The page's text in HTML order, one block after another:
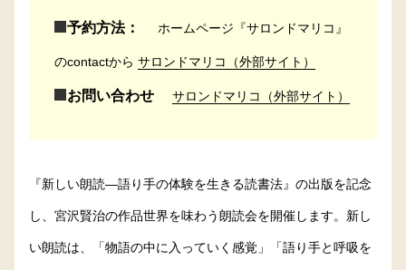
予約方法： ホームページ『サロンドマリコ』
のcontactから サロンドマリコ（外部サイト）
お問い合わせ サロンドマリコ（外部サイト）
『新しい朗読―語り手の体験を生きる読書法』の出版を記念
し、宮沢賢治の作品世界を味わう朗読会を開催します。新し
い朗読は、「物語の中に入っていく感覚」「語り手と呼吸を